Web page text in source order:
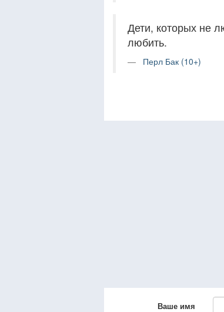
Дети, которых не
любить.
Перл Бак (10+)
Ваше имя